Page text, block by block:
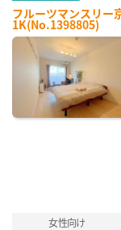
フルーツマンスリー
1K(No.1398805)
女性向け